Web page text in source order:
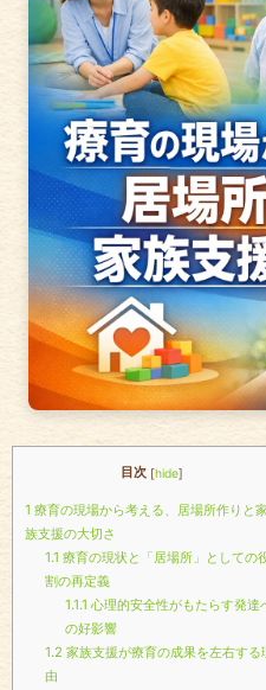
目次 [hide]
1 療育の現場から考える、居場所作りと家
族支援の大切さ
1.1 療育の現状と「居場所」としての
割の再定義
1.1.1 心理的安全性がもたらす発達
の好影響
1.2 家族支援が療育の成果を左右する
由